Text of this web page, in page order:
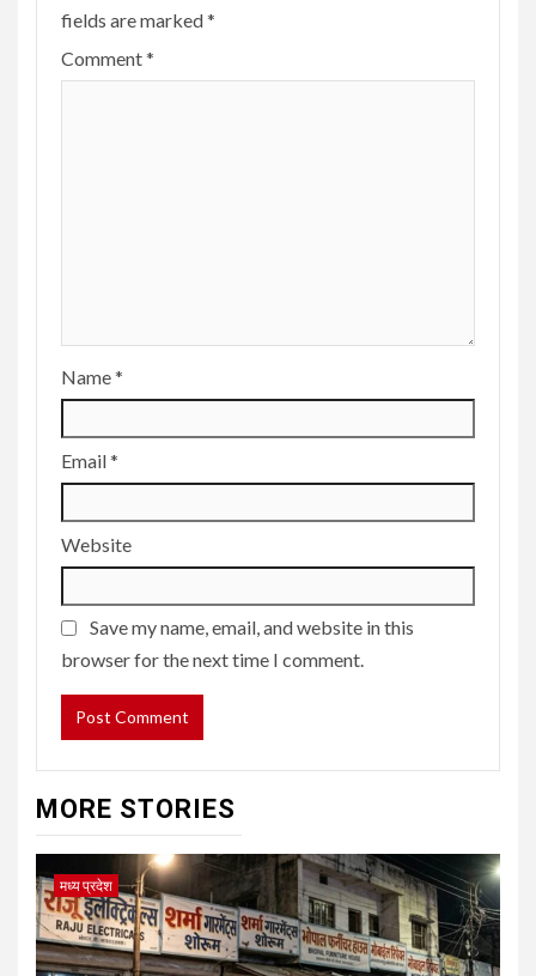
fields are marked*
Comment*
Name*
Email*
Website
Save my name, email, and website in this
browser for the next time I comment.
MORE STORIES
मध्य प्रदेश